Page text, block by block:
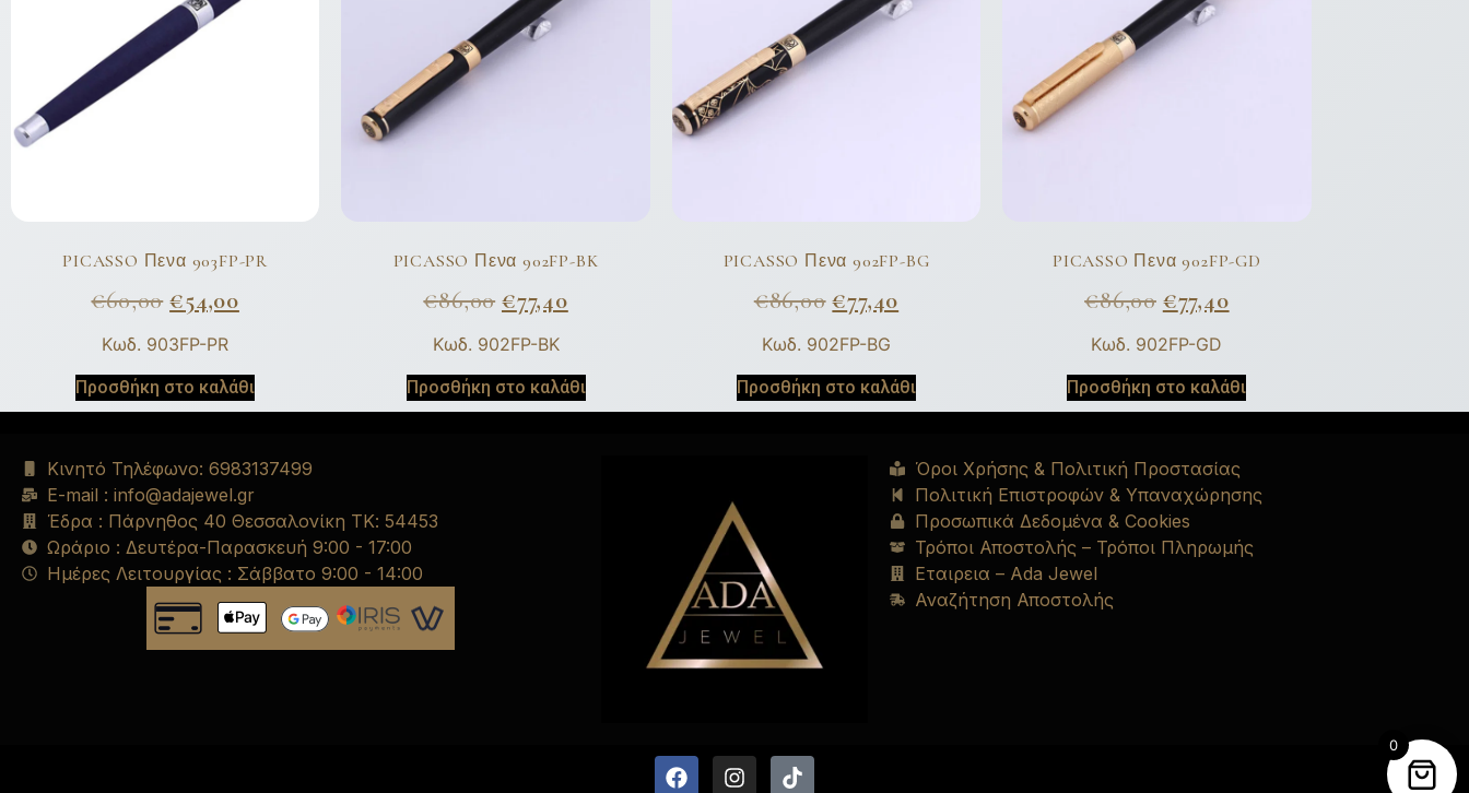
PICASSO Πενα 903FP-PR
€60,00 €54,00
Κωδ. 903FP-PR
Προσθήκη στο καλάθι
PICASSO Πενα 902FP-BK
€86,00 €77,40
Κωδ. 902FP-BK
Προσθήκη στο καλάθι
PICASSO Πενα 902FP-BG
€86,00 €77,40
Κωδ. 902FP-BG
Προσθήκη στο καλάθι
PICASSO Πενα 902FP-GD
€86,00 €77,40
Κωδ. 902FP-GD
Προσθήκη στο καλάθι
Κινητό Τηλέφωνο: 6983137499
E-mail : info@adajewel.gr
Έδρα : Πάρνηθος 40 Θεσσαλονίκη ΤΚ: 54453
Ωράριο : Δευτέρα-Παρασκευή 9:00 - 17:00
Ημέρες Λειτουργίας : Σάββατο 9:00 - 14:00
Όροι Χρήσης & Πολιτική Προστασίας
Πολιτική Επιστροφών & Υπαναχώρησης
Προσωπικά Δεδομένα & Cookies
Τρόποι Αποστολής – Τρόποι Πληρωμής
Εταιρεια – Ada Jewel
Αναζήτηση Αποστολής
0